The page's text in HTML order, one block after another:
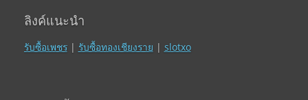
ลิงค์แนะนำ
รับซื้อเพชร| รับซื้อทองเชียงราย | slotxo